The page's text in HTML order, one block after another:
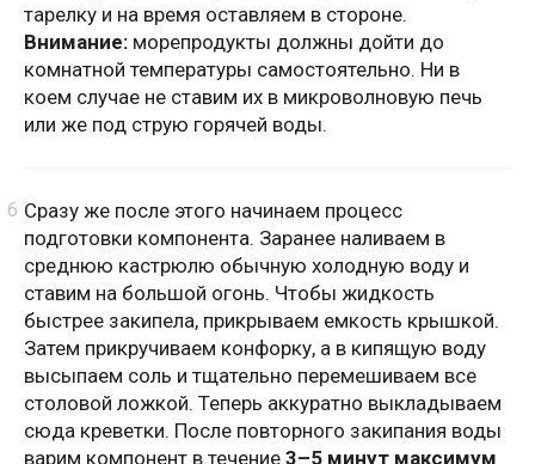
тарелку и на время оставляем в стороне.
Внимание: морепродукты должны дойти до
комнатной температуры самостоятельно. Ни в
коем случае не ставим их в микроволновую печь
или же под струю горячей воды.
Сразу же после этого начинаем процесс
подготовки компонента. Заранее наливаем в
среднюю кастрюлю обычную холодную воду и
ставим на большой огонь. Чтобы жидкость
быстрее закипела, прикрываем емкость крышкой.
Затем прикручиваем конфорку, а в кипящую воду
высыпаем соль и тщательно перемешиваем все
столовой ложкой. Теперь аккуратно выкладываем
сюда креветки. После повторного закипания воды
варим компонент в течение 3–5 минут максимум